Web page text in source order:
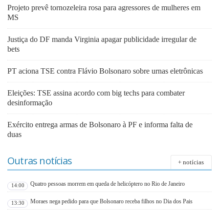
Projeto prevê tornozeleira rosa para agressores de mulheres em
MS
Justiça do DF manda Virginia apagar publicidade irregular de
bets
PT aciona TSE contra Flávio Bolsonaro sobre urnas eletrônicas
Eleições: TSE assina acordo com big techs para combater
desinformação
Exército entrega armas de Bolsonaro à PF e informa falta de
duas
Outras notícias + notícias
14:00 Quatro pessoas morrem em queda de helicóptero no Rio de Janeiro
13:30 Moraes nega pedido para que Bolsonaro receba filhos no Dia dos Pais